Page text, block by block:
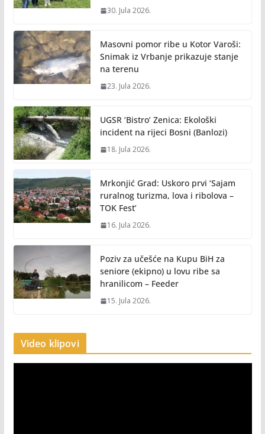
30. Jula 2026.
Masovni pomor ribe u Kotor Varoši:
Snimak iz Vrbanje prikazuje stanje
na terenu
23. Jula 2026.
UGSR ‘Bistro’ Zenica: Ekološki
incident na rijeci Bosni (Banlozi)
18. Jula 2026.
Mrkonjić Grad: Uskoro prvi ‘Sajam
ruralnog turizma, lova i ribolova –
TOK Fest’
16. Jula 2026.
Poziv za učešće na Kupu BiH za
seniore (ekipno) u lovu ribe sa
hranilicom – Feeder
15. Jula 2026.
Video klipovi